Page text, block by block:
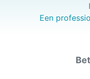
Een